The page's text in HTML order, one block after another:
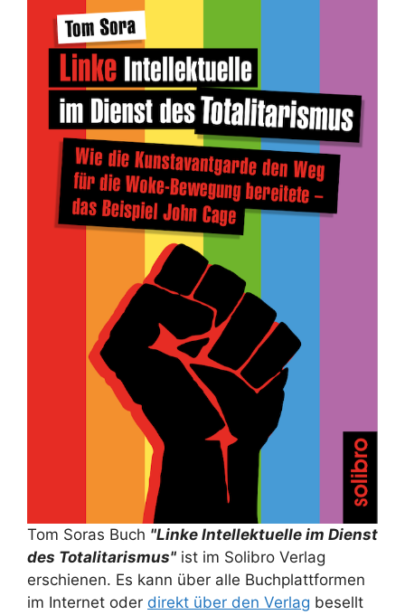
Tom Soras Buch "Linke Intellektuelle im Dienst
des Totalitarismus" ist im Solibro Verlag
erschienen. Es kann über alle Buchplattformen
im Internet oder direkt über den Verlag besellt